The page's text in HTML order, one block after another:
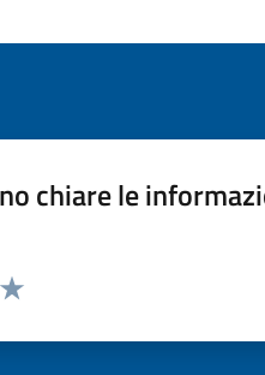
chiare le
la pagina